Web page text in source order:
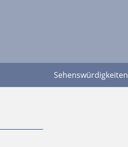
Sehenswürdigkeiten